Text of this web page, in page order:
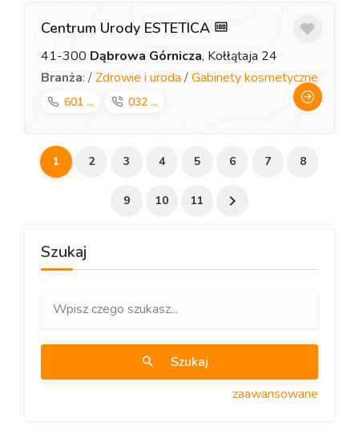
Centrum Urody ESTETICA
41-300 Dąbrowa Górnicza, Kołłątaja 24
Branża: /Zdrowie i uroda /Gabinety kosmetyczne
601 ... 032 ...
1 2 3 4 5 6 7 8
9 10 11
Szukaj
Szukaj
zaawansowane